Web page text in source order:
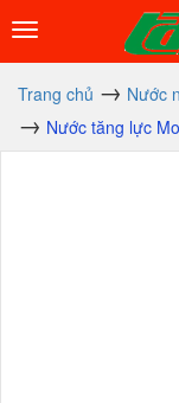
Trang chủ
Nước
Nước tăng lực